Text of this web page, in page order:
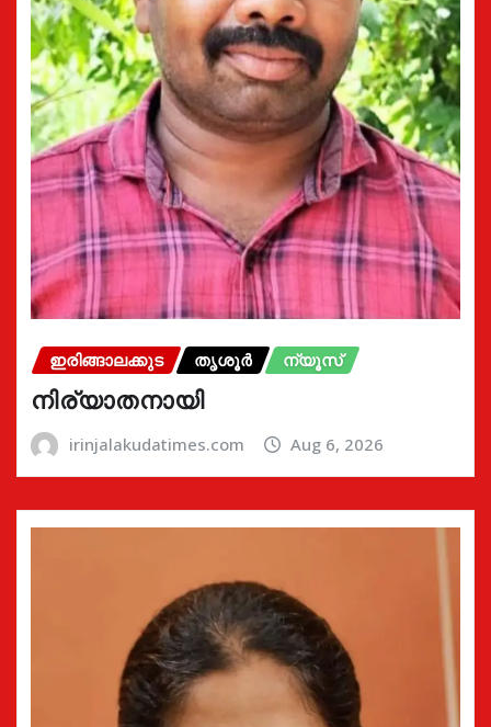
ഇരിങ്ങാലക്കുട തൃശൂർ ന്യൂസ്
നിര്യാതനായി
irinjalakudatimes.com Aug 6, 2026